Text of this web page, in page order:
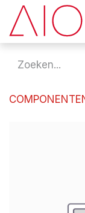
Overslaan naar